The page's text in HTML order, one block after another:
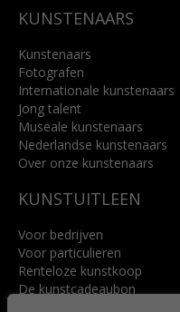
KUNSTENAARS
Kunstenaars
Fotografen
Internationale kunstenaars
Jong talent
Museale kunstenaars
Nederlandse kunstenaars
Over onze kunstenaars
KUNSTUITLEEN
Voor bedrijven
Voor particulieren
Renteloze kunstkoop
De kunstcadeaubon